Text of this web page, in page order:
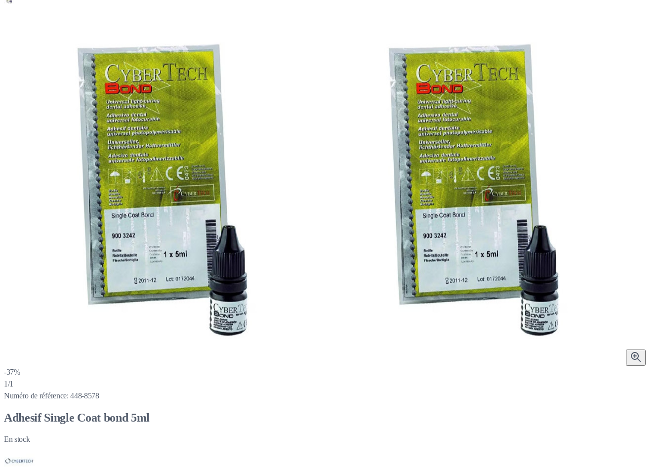
-37%
1/1
Numéro de référence: 448-8578
Adhesif Single Coat bond 5ml
En stock